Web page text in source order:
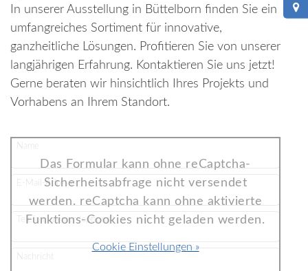
In unserer Ausstellung in Büttelborn finden Sie ein
umfangreiches Sortiment für innovative,
ganzheitliche Lösungen. Profitieren Sie von unserer
langjährigen Erfahrung. Kontaktieren Sie uns jetzt!
Gerne beraten wir hinsichtlich Ihres Projekts und
Vorhabens an Ihrem Standort.
Name
E-Mail-Adresse
Telefonnummer (optional)
Nachricht
Das Formular kann ohne reCaptcha-
Sicherheitsabfrage nicht versendet
werden. reCaptcha kann ohne aktivierte
Funktions-Cookies nicht geladen werden.
Cookie Einstellungen »